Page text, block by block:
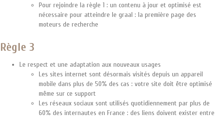
Pour rejoindre la règle 1 : un contenu à jour et optimisé est
nécessaire pour atteindre le graal : la première page des
moteurs de recherche
Règle 3
Le respect et une adaptation aux nouveaux usages
Les sites internet sont désormais visités depuis un appareil
mobile dans plus de 50% des cas : votre site doit être optimisé
même sur ce support
Les réseaux sociaux sont utilisés quotidiennement par plus de
60% des internautes en France : des liens doivent exister entre